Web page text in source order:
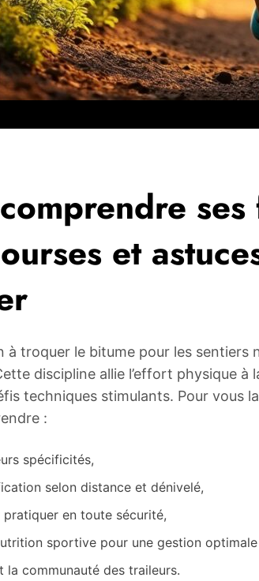
ses
et
troquer le bitume pour les sentiers
discipline allie l’effort physique à
techniques stimulants. Pour vous
:
spécificités,
selon distance et dénivelé,
en toute sécurité,
sportive pour une gestion
la communauté des traileurs.